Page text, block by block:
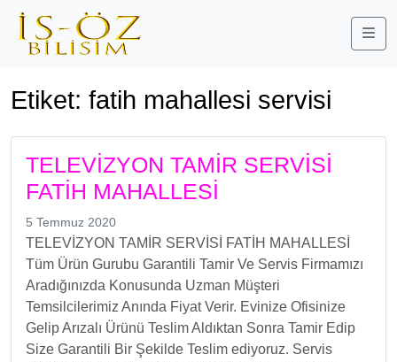
Etiket: fatih mahallesi servisi
TELEVİZYON TAMİR SERVİSİ
FATİH MAHALLESİ
5 Temmuz 2020
TELEVİZYON TAMİR SERVİSİ FATİH MAHALLESİ
Tüm Ürün Gurubu Garantili Tamir Ve Servis Firmamızı
Aradığınızda Konusunda Uzman Müşteri
Temsilcilerimiz Anında Fiyat Verir. Evinize Ofisinize
Gelip Arızalı Ürünü Teslim Aldıktan Sonra Tamir Edip
Size Garantili Bir Şekilde Teslim ediyoruz. Servis